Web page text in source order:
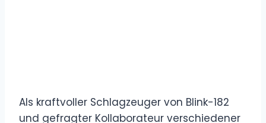
Als kraftvoller Schlagzeuger von Blink-182
und gefragter Kollaborateur verschiedener